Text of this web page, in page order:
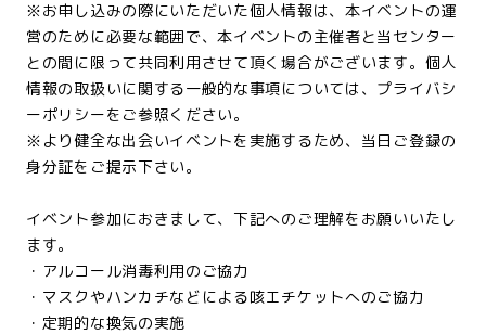
※お申し込みの際にいただいた個人情報は、本イベントの運
営のために必要な範囲で、本イベントの主催者と当センター
との間に限って共同利用させて頂く場合がございます。個人
情報の取扱いに関する一般的な事項については、プライバシ
ーポリシーをご参照ください。
※より健全な出会いイベントを実施するため、当日ご登録の
身分証をご提示下さい。
イベント参加におきまして、下記へのご理解をお願いいたし
ます。
・アルコール消毒利用のご協力
・マスクやハンカチなどによる咳エチケットへのご協力
・定期的な換気の実施